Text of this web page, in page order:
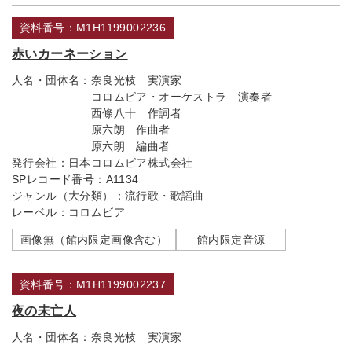
資料番号：M1H1199002236
赤いカーネーション
人名・団体名： 奈良光枝 実演家
コロムビア・オーケストラ 演奏者
西條八十 作詞者
原六朗 作曲者
原六朗 編曲者
発行会社： 日本コロムビア株式会社
SPレコード番号： A1134
ジャンル（大分類）： 流行歌・歌謡曲
レーベル： コロムビア
画像無（館内限定画像含む） 館内限定音源
資料番号：M1H1199002237
夜の未亡人
人名・団体名： 奈良光枝 実演家